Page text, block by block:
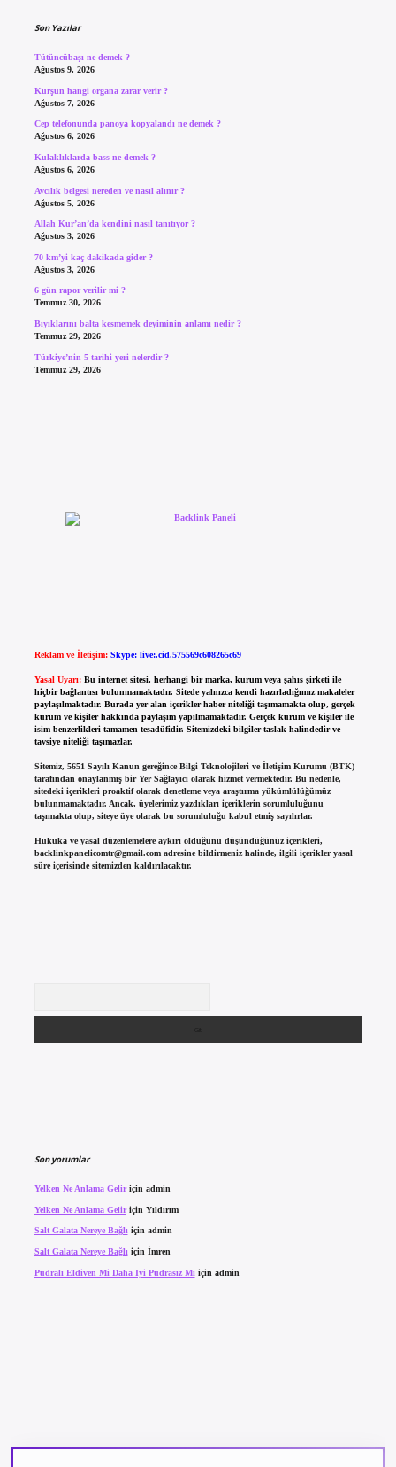
Son Yazılar
Tütüncübaşı ne demek ?
Ağustos 9, 2026
Kurşun hangi organa zarar verir ?
Ağustos 7, 2026
Cep telefonunda panoya kopyalandı ne demek ?
Ağustos 6, 2026
Kulaklıklarda bass ne demek ?
Ağustos 6, 2026
Avcılık belgesi nereden ve nasıl alınır ?
Ağustos 5, 2026
Allah Kur’an’da kendini nasıl tanıtıyor ?
Ağustos 3, 2026
70 km’yi kaç dakikada gider ?
Ağustos 3, 2026
6 gün rapor verilir mi ?
Temmuz 30, 2026
Bıyıklarını balta kesmemek deyiminin anlamı nedir ?
Temmuz 29, 2026
Türkiye’nin 5 tarihi yeri nelerdir ?
Temmuz 29, 2026
Reklam ve İletişim: Skype: live:.cid.575569c608265c69
Yasal Uyarı: Bu internet sitesi, herhangi bir marka, kurum veya şahıs şirketi ile
hiçbir bağlantısı bulunmamaktadır. Sitede yalnızca kendi hazırladığımız makaleler
paylaşılmaktadır. Burada yer alan içerikler haber niteliği taşımamakta olup, gerçek
kurum ve kişiler hakkında paylaşım yapılmamaktadır. Gerçek kurum ve kişiler ile
isim benzerlikleri tamamen tesadüfidir. Sitemizdeki bilgiler taslak halindedir ve
tavsiye niteliği taşımazlar.
Sitemiz, 5651 Sayılı Kanun gereğince Bilgi Teknolojileri ve İletişim Kurumu (BTK)
tarafından onaylanmış bir Yer Sağlayıcı olarak hizmet vermektedir. Bu nedenle,
sitedeki içerikleri proaktif olarak denetleme veya araştırma yükümlülüğümüz
bulunmamaktadır. Ancak, üyelerimiz yazdıkları içeriklerin sorumluluğunu
taşımakta olup, siteye üye olarak bu sorumluluğu kabul etmiş sayılırlar.
Hukuka ve yasal düzenlemelere aykırı olduğunu düşündüğünüz içerikleri,
backlinkpanelicomtr@gmail.comadresine bildirmeniz halinde, ilgili içerikler yasal
süre içerisinde sitemizden kaldırılacaktır.
Son yorumlar
Yelken Ne Anlama Geliriçin admin
Yelken Ne Anlama Geliriçin Yıldırım
Salt Galata Nereye Bağlıiçin admin
Salt Galata Nereye Bağlı için İmren
Pudralı Eldiven Mi Daha Iyi Pudrasız Mı için admin